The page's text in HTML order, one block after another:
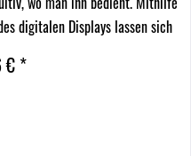
digitalen Displays lassen sich
€ *